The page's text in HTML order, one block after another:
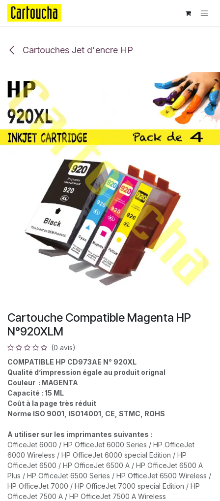
Se rendre au contenu
Cartouches Jet d'encre HP
Cartouche Compatible Magenta HP
N°920XLM
(0 avis)
COMPATIBLE HP CD973AE N° 920XL
Qualité d’impression égale au produit orignal
Couleur : MAGENTA
Capacité : 15 ML
Coût à la page très réduit
Norme ISO 9001, ISO14001, CE, STMC, ROHS
A utiliser sur les imprimantes suivantes :
OfficeJet 6000 / HP OfficeJet 6000 Series / HP OfficeJet
6000 Wireless / HP OfficeJet 6000 special Edition / HP
OfficeJet 6500 / HP OfficeJet 6500 A / HP OfficeJet 6500 A
Plus / HP OfficeJet 6500 Series / HP OfficeJet 6500 Wireless /
HP OfficeJet 7000 / HP OfficeJet 7000 special Edition / HP
OfficeJet 7500 A / HP OfficeJet 7500 A Wireless